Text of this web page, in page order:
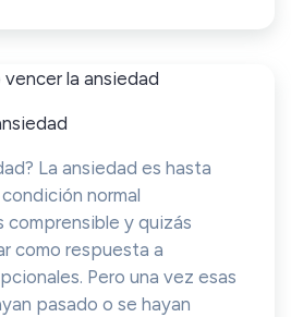
La ansiedad es hasta
normal
comprensible y quizás
como respuesta a
Pero una vez esas
pasado o se hayan